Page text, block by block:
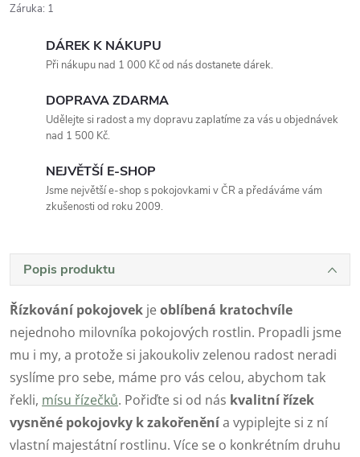
Záruka: 1
DÁREK K NÁKUPU
Při nákupu nad 1 000 Kč od nás dostanete dárek.
DOPRAVA ZDARMA
Udělejte si radost a my dopravu zaplatíme za vás u objednávek
nad 1 500 Kč.
NEJVĚTŠÍ E-SHOP
Jsme největší e-shop s pokojovkami v ČR a předáváme vám
zkušenosti od roku 2009.
Popis produktu
Řízkování pokojovek jeoblíbená kratochvíle
nejednoho milovníka pokojových rostlin. Propadli jsme
mu i my, a protože si jakoukoliv zelenou radost neradi
syslíme pro sebe, máme pro vás celou, abychom tak
řekli, mísu řízečků. Pořiďte si od nás kvalitní řízek
vysněné pokojovky k zakořeněnía vypiplejte si z ní
vlastní majestátní rostlinu. Více se o konkrétním druhu